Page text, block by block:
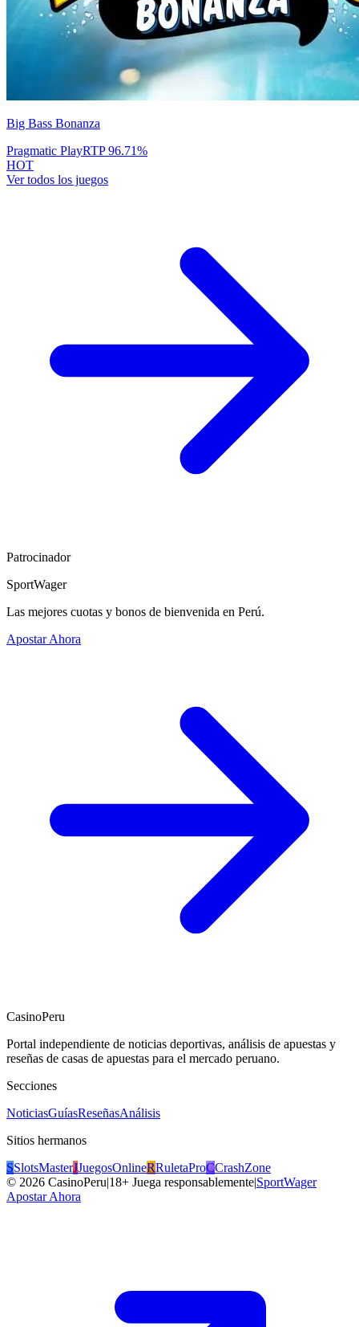
Big Bass Bonanza
Pragmatic PlayRTP96.71%
HOT
Ver todos los juegos
Patrocinador
SportWager
Las mejores cuotas y bonos de bienvenida en Perú.
Apostar Ahora
CasinoPeru
Portal independiente de noticias deportivas, análisis de apuestas y
reseñas de casas de apuestas para el mercado peruano.
Secciones
NoticiasGuíasReseñasAnálisis
Sitios hermanos
SSlotsMasterJJuegosOnlineRRuletaProCCrashZone
© 2026 CasinoPeru|18+ Juega responsablemente|SportWager
Apostar Ahora